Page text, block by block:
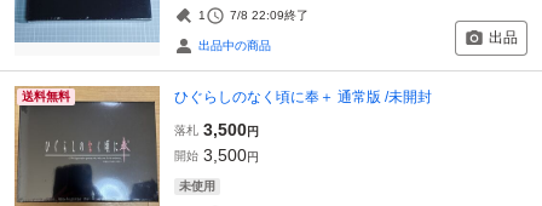
1 7/8 22:09終了
出品中の商品 出品
送料無料 ひぐらしのなく頃に奉＋ 通常版 /未開封
落札 3,500円
開始 3,500円
未使用